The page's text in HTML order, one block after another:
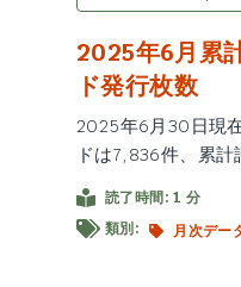
2025年6月累
ド発行枚数
2025年6月30日現
ドは7,836件、累計
読了時間: 1 分
類別:
月次デー